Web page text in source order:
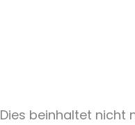
Dies beinhaltet nicht